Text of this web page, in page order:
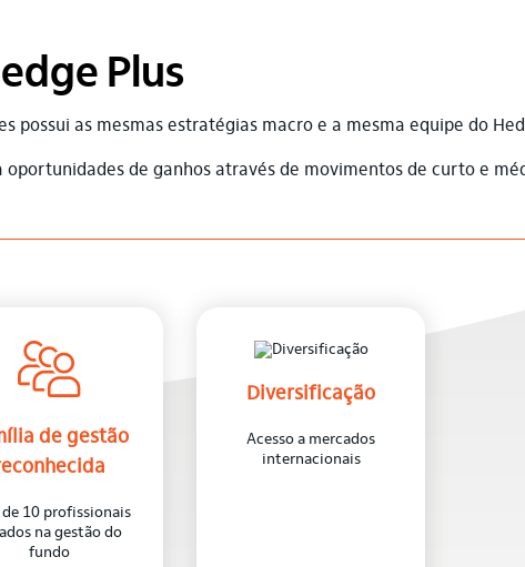
Plus
as mesmas estratégias macro e a mesma equipe do
de ganhos através de movimentos de curto e
de gestão
de 10 profissionais
na gestão do
fundo
Diversificação
Acesso a mercados
internacionais